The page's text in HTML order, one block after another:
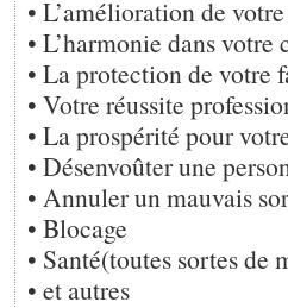
• L’amélioration de
• L’harmonie dans votre
• La protection de votre
• Votre réussite
• La prospérité pour
• Désenvoûter une
• Annuler un mauvais
• Blocage
• Santé(toutes sortes de
• et autres